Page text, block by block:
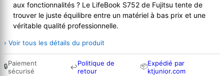
aux fonctionnalités ? Le LifeBook S752 de Fujitsu tente de
trouver le juste équilibre entre un matériel à bas prix et une
véritable qualité professionnelle.
› Voir tous les détails du produit
🔒Paiement
sécurisé
↩Politique de
retour
📦Expédié par
ktjunior.com